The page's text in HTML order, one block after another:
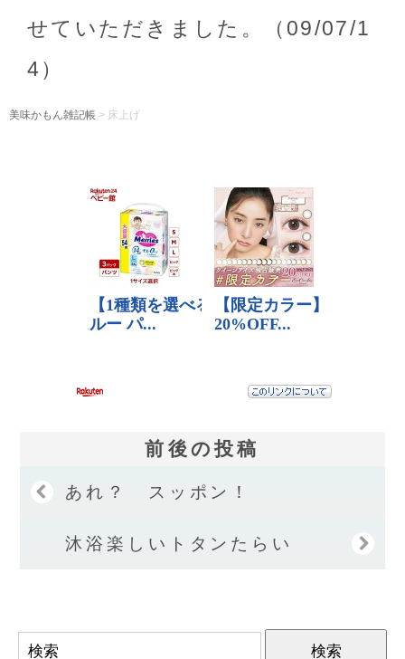
せていただきました。（09/07/1
4）
美味かもん雑記帳 > 床上げ
前後の投稿
あれ？ スッポン！
沐浴楽しいトタンたらい